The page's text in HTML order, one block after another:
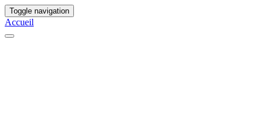
Toggle navigation
Accueil